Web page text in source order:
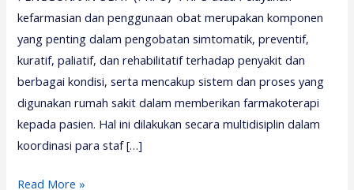
kefarmasian dan penggunaan obat merupakan komponen
yang penting dalam pengobatan simtomatik, preventif,
kuratif, paliatif, dan rehabilitatif terhadap penyakit dan
berbagai kondisi, serta mencakup sistem dan proses yang
digunakan rumah sakit dalam memberikan farmakoterapi
kepada pasien. Hal ini dilakukan secara multidisiplin dalam
koordinasi para staf […]
Pelatihan
Read More »